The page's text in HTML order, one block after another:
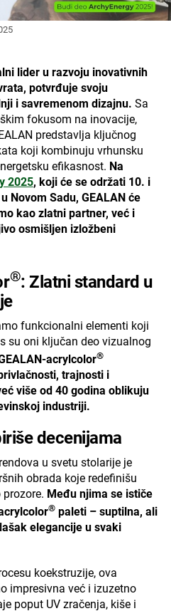
lider u razvoju inovativnih
potvrđuje svoju
i savremenom dizajnu. Sa
fokusom na inovacije,
predstavlja ključnog
koji kombinuju vrhunsku
efikasnost. Na
2025, koji će se održati 10. i
Novom Sadu, GEALAN će
kao zlatni partner, već i
osmišljen izložbeni
®: Zlatni standard u
funkcionalni elementi koji
su oni ključan deo vizualnog
acrylcolor®
trajnosti i
više od 40 godina oblikuju
industriji.
decenijama
u svetu stolarije je
obrada koje redefinišu
Među njima se ističe
®paleti – suptilna, ali
elegancije u svaki
koekstruzije, ova
impresivna već i izuzetno
poput UV zračenja, kiše i